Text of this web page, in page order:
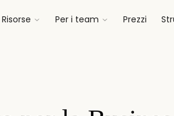
Risorse Per i team Prezzi